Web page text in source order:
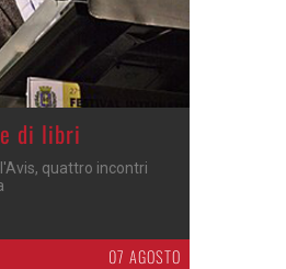
di libri
quattro incontri
07 AGOSTO